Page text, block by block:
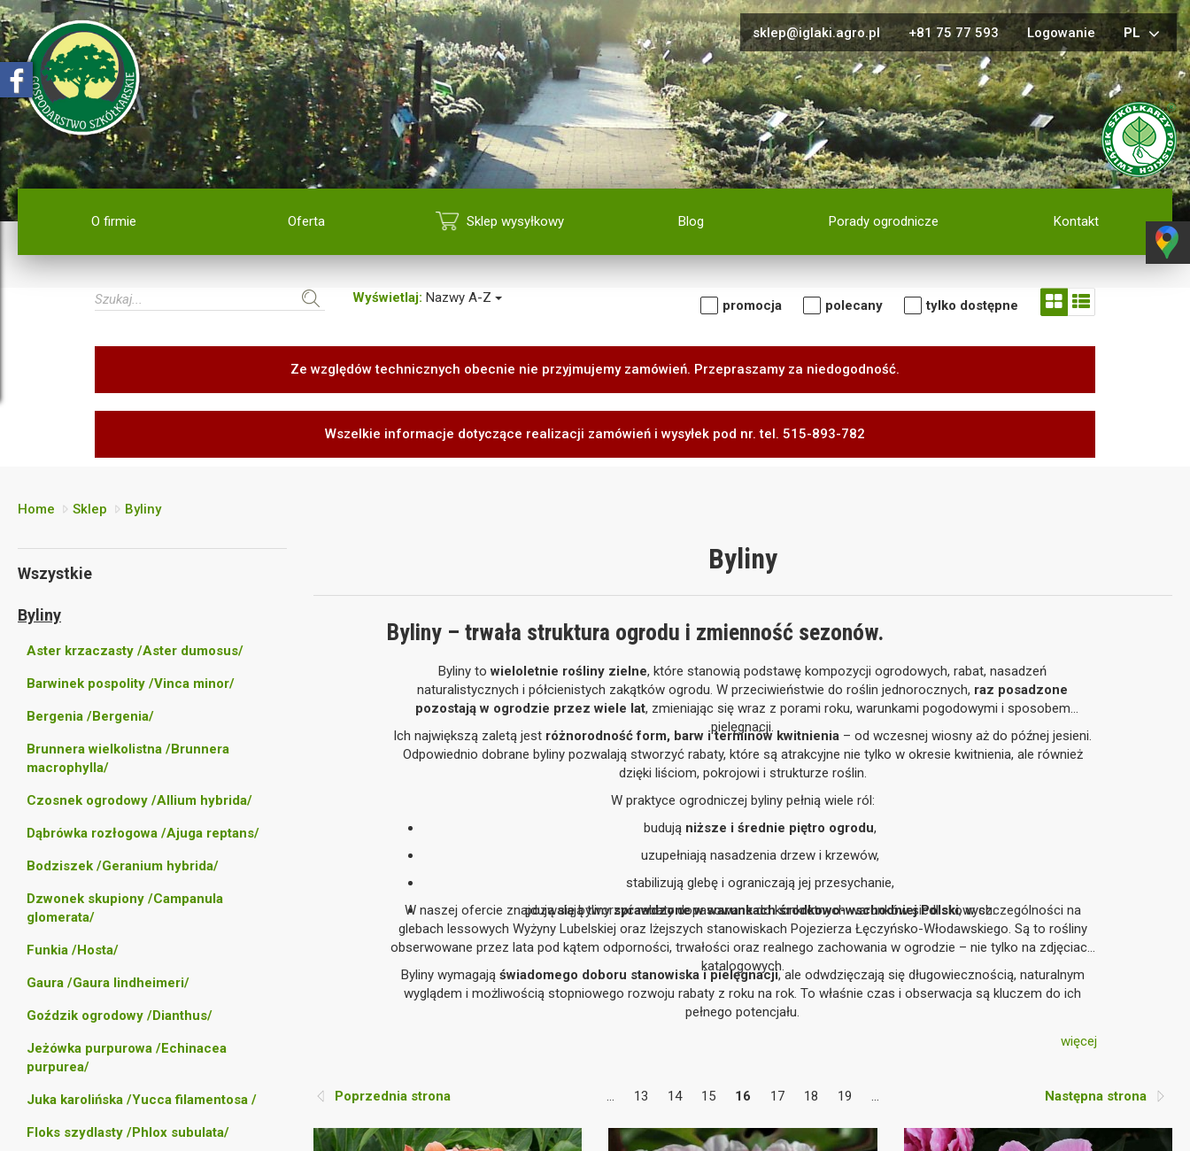
sklep@iglaki.agro.pl +81 75 77 593 Logowanie PL
O firmie Oferta Sklep wysyłkowy Blog Porady ogrodnicze Kontakt
Wyświetlaj: Nazwy A-Z promocja polecany tylko dostępne
Ze względów technicznych obecnie nie przyjmujemy zamówień. Przepraszamy za niedogodność.
Wszelkie informacje dotyczące realizacji zamówień i wysyłek pod nr. tel. 515-893-782
Home Sklep Byliny
Wszystkie
Byliny
Aster krzaczasty /Aster dumosus/
Barwinek pospolity /Vinca minor/
Bergenia /Bergenia/
Brunnera wielkolistna /Brunnera
macrophylla/
Czosnek ogrodowy /Allium hybrida/
Dąbrówka rozłogowa /Ajuga reptans/
Bodziszek /Geranium hybrida/
Dzwonek skupiony /Campanula
glomerata/
Funkia /Hosta/
Gaura /Gaura lindheimeri/
Goździk ogrodowy /Dianthus/
Jeżówka purpurowa /Echinacea
purpurea/
Juka karolińska /Yucca filamentosa /
Floks szydlasty /Phlox subulata/
Byliny
Byliny – trwała struktura ogrodu i zmienność sezonów.
Byliny towieloletnie rośliny zielne, które stanowią podstawę kompozycji ogrodowych, rabat, nasadzeń
naturalistycznych i półcienistych zakątków ogrodu. W przeciwieństwie do roślin jednorocznych, raz posadzone
pozostają w ogrodzie przez wiele lat, zmieniając się wraz z porami roku, warunkami pogodowymi i sposobem
pielęgnacji.
Ich największą zaletą jest różnorodność form, barw i terminów kwitnienia – od wczesnej wiosny aż do późnej jesieni.
Odpowiednio dobrane byliny pozwalają stworzyć rabaty, które są atrakcyjne nie tylko w okresie kwitnienia, ale również
dzięki liściom, pokrojowi i strukturze roślin.
W praktyce ogrodniczej byliny pełnią wiele ról:
budują niższe i średnie piętro ogrodu,
uzupełniają nasadzenia drzew i krzewów,
stabilizują glebę i ograniczają jej przesychanie,
pozwalają tworzyć rabaty dopasowane do konkretnych warunków siedliskowych.
W naszej ofercie znajdują się bylinysprawdzone w warunkach środkowo-wschodniej Polski, w szczególności na
glebach lessowych Wyżyny Lubelskiej oraz lżejszych stanowiskach Pojezierza Łęczyńsko-Włodawskiego. Są to rośliny
obserwowane przez lata pod kątem odporności, trwałości oraz realnego zachowania w ogrodzie – nie tylko na zdjęciach
katalogowych.
Byliny wymagają świadomego doboru stanowiska i pielęgnacji, ale odwdzięczają się długowiecznością, naturalnym
wyglądem i możliwością stopniowego rozwoju rabaty z roku na rok. To właśnie czas i obserwacja są kluczem do ich
pełnego potencjału.
więcej
Poprzednia strona ... 13 14 15 16 17 18 19 ... Następna strona